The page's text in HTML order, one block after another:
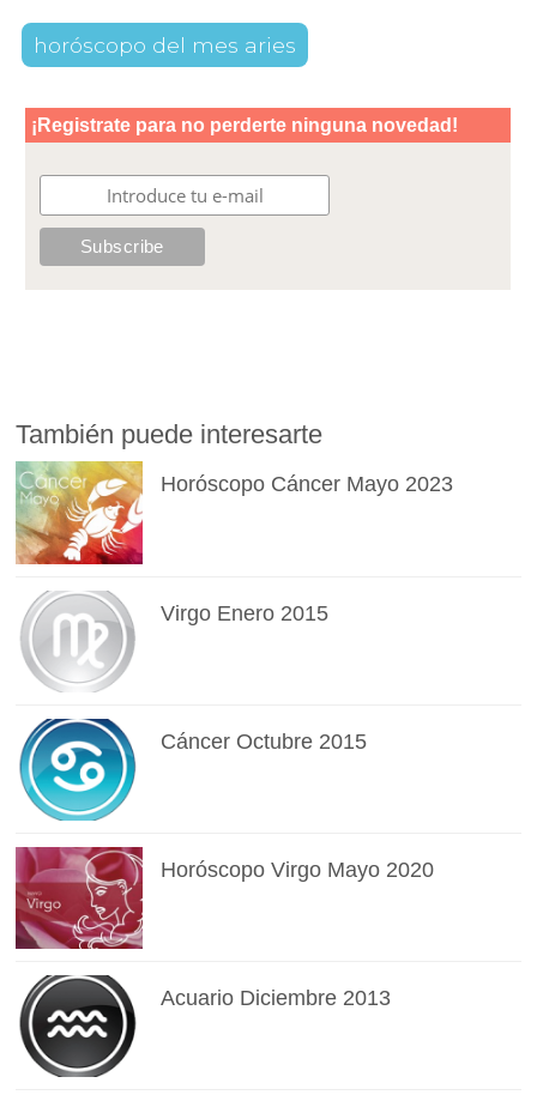
horóscopo del mes aries
También puede interesarte
Horóscopo Cáncer Mayo 2023
Virgo Enero 2015
Cáncer Octubre 2015
Horóscopo Virgo Mayo 2020
Acuario Diciembre 2013